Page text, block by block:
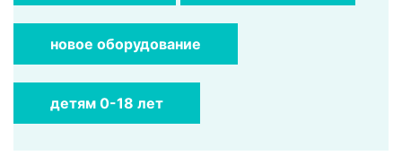
новое оборудование
детям 0-18 лет